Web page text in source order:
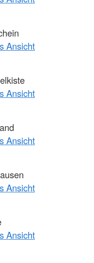
Ansicht
Ansicht
Ansicht
Ansicht
Ansicht